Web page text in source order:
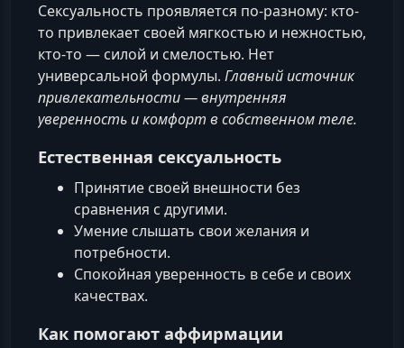
Сексуальность проявляется по‑разному: кто-
то привлекает своей мягкостью и нежностью,
кто-то — силой и смелостью. Нет
универсальной формулы. Главный источник
привлекательности — внутренняя
уверенность и комфорт в собственном теле.
Естественная сексуальность
Принятие своей внешности без
сравнения с другими.
Умение слышать свои желания и
потребности.
Спокойная уверенность в себе и своих
качествах.
Как помогают аффирмации